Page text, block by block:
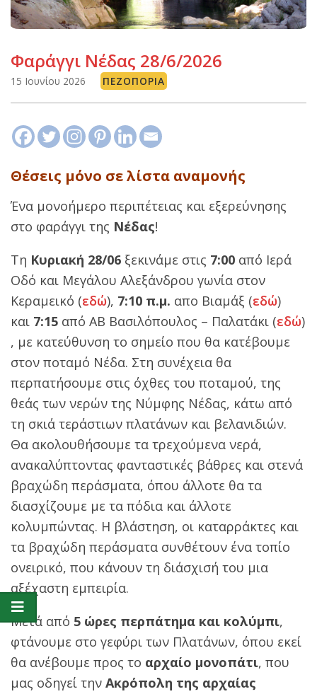
Φαράγγι Νέδας 28/6/2026
15 Ιουνίου 2026 ΠΕΖΟΠΟΡΊΑ
Θέσεις μόνο σε λίστα αναμονής
Ένα μονοήμερο περιπέτειας και εξερεύνησης
στο φαράγγι της Νέδας!
Τη Κυριακή 28/06 ξεκινάμε στις 7:00 από Ιερά
Οδό και Μεγάλου Αλεξάνδρου γωνία στον
Κεραμεικό (εδώ), 7:10 π.μ. απο Βιαμάξ (εδώ)
και 7:15 από ΑΒ Βασιλόπουλος – Παλατάκι (εδώ)
, με κατεύθυνση το σημείο που θα κατέβουμε
στον ποταμό Νέδα. Στη συνέχεια θα
περπατήσουμε στις όχθες του ποταμού, της
θεάς των νερών της Νύμφης Νέδας, κάτω από
τη σκιά τεράστιων πλατάνων και βελανιδιών.
Θα ακολουθήσουμε τα τρεχούμενα νερά,
ανακαλύπτοντας φανταστικές βάθρες και στενά
βραχώδη περάσματα, όπου άλλοτε θα τα
διασχίζουμε με τα πόδια και άλλοτε
κολυμπώντας. Η βλάστηση, οι καταρράκτες και
τα βραχώδη περάσματα συνθέτουν ένα τοπίο
ονειρικό, που κάνουν τη διάσχισή του μια
αξέχαστη εμπειρία.
Μετά από 5 ώρες περπάτημα και κολύμπι,
φτάνουμε στο γεφύρι των Πλατάνων, όπου εκεί
θα ανέβουμε προς το αρχαίο μονοπάτι, που
μας οδηγεί την Ακρόπολη της αρχαίας